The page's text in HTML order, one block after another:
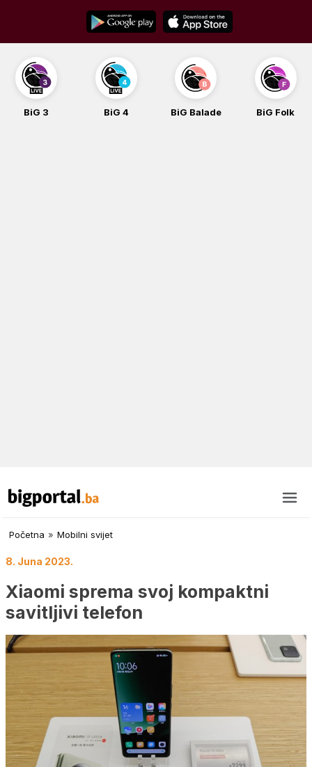
content
BiG 3 BiG 4 BiG Balade BiG Folk
Početna » Mobilni svijet
8. Juna 2023.
Xiaomi sprema svoj kompaktni
savitljivi telefon